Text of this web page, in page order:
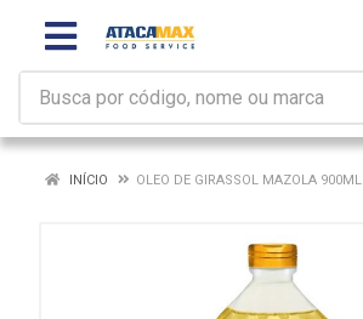
INÍCIO OLEO DE GIRASSOL MAZOLA 900ML